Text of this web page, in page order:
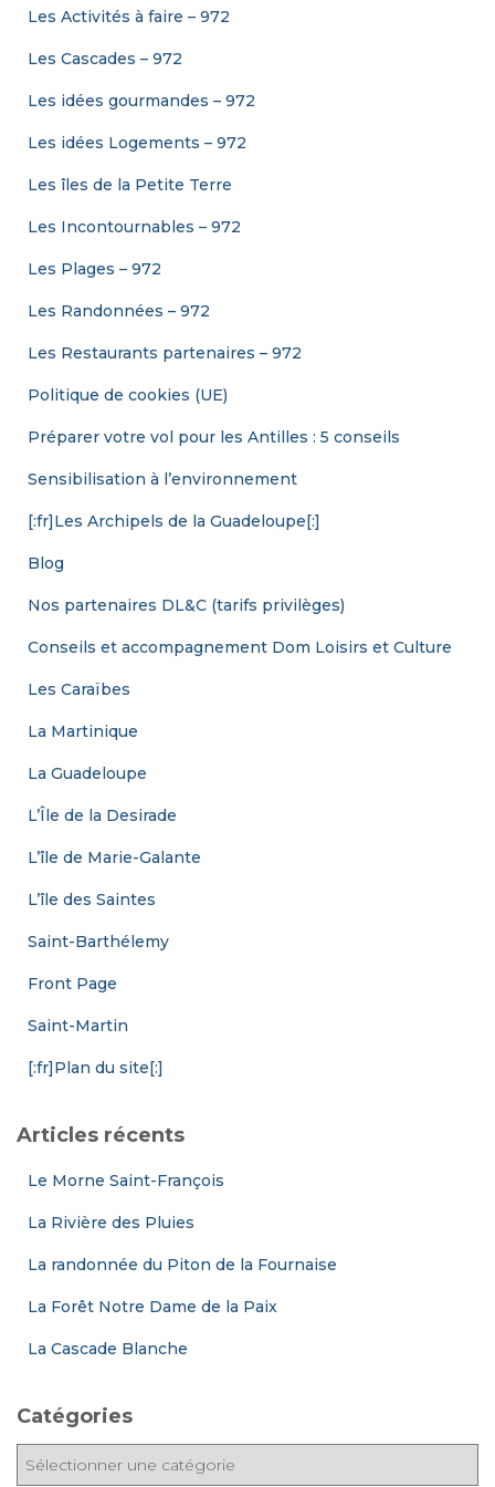
Les Activités à faire – 972
Les Cascades – 972
Les idées gourmandes – 972
Les idées Logements – 972
Les îles de la Petite Terre
Les Incontournables – 972
Les Plages – 972
Les Randonnées – 972
Les Restaurants partenaires – 972
Politique de cookies (UE)
Préparer votre vol pour les Antilles : 5 conseils
Sensibilisation à l’environnement
[:fr]Les Archipels de la Guadeloupe[:]
Blog
Nos partenaires DL&C (tarifs privilèges)
Conseils et accompagnement Dom Loisirs et Culture
Les Caraïbes
La Martinique
La Guadeloupe
L’Île de la Desirade
L’île de Marie-Galante
L’île des Saintes
Saint-Barthélemy
Front Page
Saint-Martin
[:fr]Plan du site[:]
Articles récents
Le Morne Saint-François
La Rivière des Pluies
La randonnée du Piton de la Fournaise
La Forêt Notre Dame de la Paix
La Cascade Blanche
Catégories